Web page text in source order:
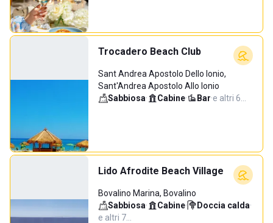
Trocadero Beach Club
Sant Andrea Apostolo Dello Ionio,
Sant'Andrea Apostolo Allo Ionio
Sabbiosa· Cabine· Bar·e altri 6…
Lido Afrodite Beach Village
Bovalino Marina, Bovalino
Sabbiosa· Cabine· Doccia calda·
e altri 7…